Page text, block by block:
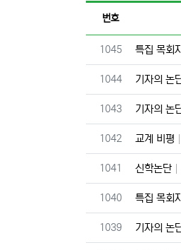
번호
번호
1045 특집 목회
번호
1044 기자의 논
번호
1043 기자의 논
번호
1042 교계 비평
번호
1041 신학논단
번호
1040 특집 목회
번호
1039 기자의 논